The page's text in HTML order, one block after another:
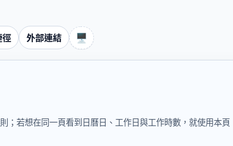
徑 外部連結 🖥️
；若想在同一頁看到日曆日、工作日與工作時數，就使用本頁